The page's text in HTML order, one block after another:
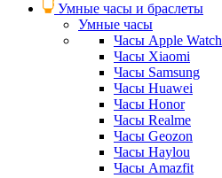
Умные часы и браслеты
Умные часы
Часы Apple Watch
Часы Xiaomi
Часы Samsung
Часы Huawei
Часы Honor
Часы Realme
Часы Geozon
Часы Haylou
Часы Amazfit